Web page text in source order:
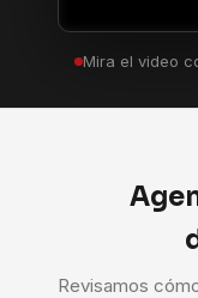
Mira el video
Revisamos